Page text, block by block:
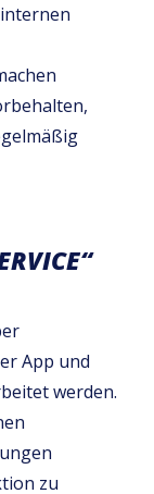
App und
werden.
zu